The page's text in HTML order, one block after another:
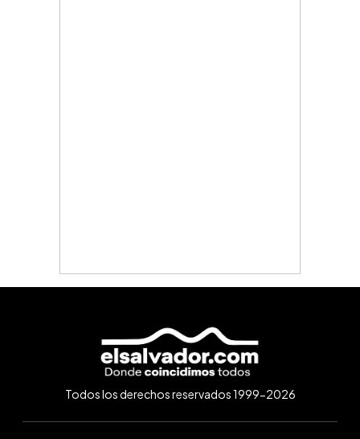
Todos los derechos reservados 1999-2026